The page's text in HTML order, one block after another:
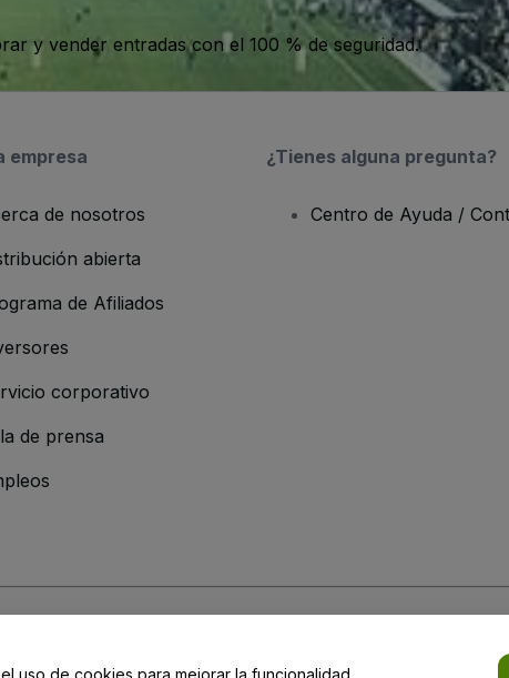
y vender entradas con el 100 % de seguridad.
empresa
de nosotros
abierta
de Afiliados
corporativo
de prensa
¿Tienes alguna pregunta?
Centro de Ayuda /
y de
uso de cookies para mejorar la funcionalidad